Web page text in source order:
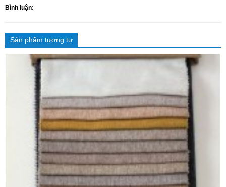
Bình luận:
Sản phẩm tương tự